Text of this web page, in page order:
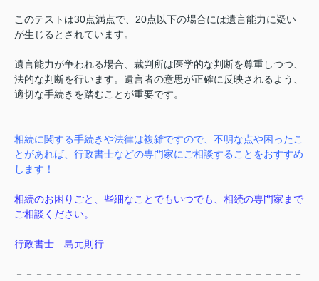
このテストは30点満点で、20点以下の場合には遺言能力に疑い
が生じるとされています。
遺言能力が争われる場合、裁判所は医学的な判断を尊重しつつ、
法的な判断を行います。遺言者の意思が正確に反映されるよう、
適切な手続きを踏むことが重要です。
相続に関する手続きや法律は複雑ですので、不明な点や困ったこ
とがあれば、行政書士などの専門家にご相談することをおすすめ
します！
相続のお困りごと、些細なことでもいつでも、相続の専門家まで
ご相談ください。
行政書士 島元則行
－－－－－－－－－－－－－－－－－－－－－－－－－－－－－